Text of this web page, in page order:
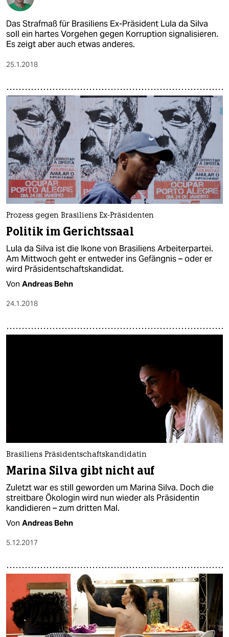
Das Strafmaß für Brasiliens Ex-Präsident Lula da Silva
soll ein hartes Vorgehen gegen Korruption signalisieren.
Es zeigt aber auch etwas anderes.
25.1.2018
Prozess gegen Brasiliens Ex-Präsidenten
Politik im Gerichtssaal
Lula da Silva ist die Ikone von Brasiliens Arbeiterpartei.
Am Mittwoch geht er entweder ins Gefängnis – oder er
wird Präsidentschaftskandidat.
Von Andreas Behn
24.1.2018
Brasiliens Präsidentschaftskandidatin
Marina Silva gibt nicht auf
Zuletzt war es still geworden um Marina Silva. Doch die
streitbare Ökologin wird nun wieder als Präsidentin
kandidieren – zum dritten Mal.
Von Andreas Behn
5.12.2017